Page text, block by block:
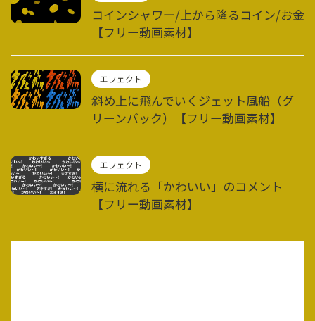
コインシャワー/上から降るコイン/お金
【フリー動画素材】
エフェクト
斜め上に飛んでいくジェット風船（グ
リーンバック）【フリー動画素材】
エフェクト
横に流れる「かわいい」のコメント
【フリー動画素材】